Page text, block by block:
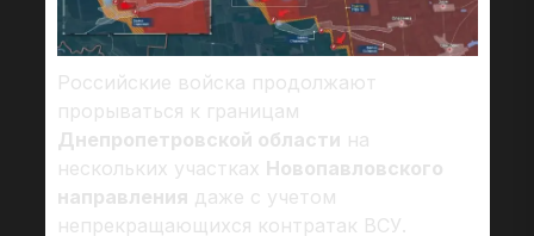
Российские войска продолжают
прорываться к границам
Днепропетровской области на
нескольких участках Новопавловского
направления даже с учетом
непрекращающихся контратак ВСУ.